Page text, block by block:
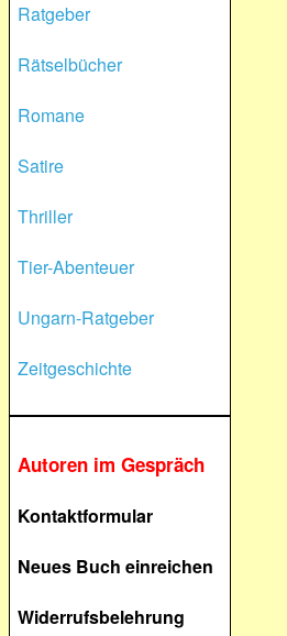
Ratgeber
Rätselbücher
Romane
Satire
Thriller
Tier-Abenteuer
Ungarn-Ratgeber
Zeitgeschichte
Autoren im Gespräch
Kontaktformular
Neues Buch einreichen
Widerrufsbelehrung